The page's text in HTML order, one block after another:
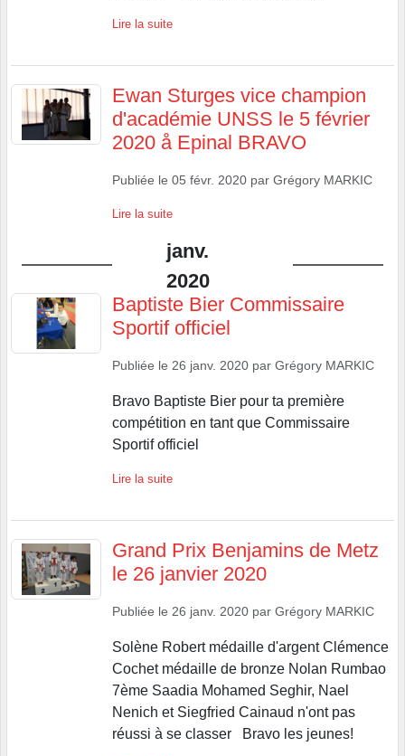
Lire la suite
Ewan Sturges vice champion
d'académie UNSS le 5 février
2020 å Epinal BRAVO
Publiée le 05 févr. 2020 par Grégory MARKIC
Lire la suite
janv.
2020
Baptiste Bier Commissaire
Sportif officiel
Publiée le 26 janv. 2020 par Grégory MARKIC
Bravo Baptiste Bier pour ta première
compétition en tant que Commissaire
Sportif officiel
Lire la suite
Grand Prix Benjamins de Metz
le 26 janvier 2020
Publiée le 26 janv. 2020 par Grégory MARKIC
Solène Robert médaille d'argent Clémence
Cochet médaille de bronze Nolan Rumbao
7ème Saadia Mohamed Seghir, Nael
Nenich et Siegfried Cainaud n'ont pas
réussi à se classer Bravo les jeunes!